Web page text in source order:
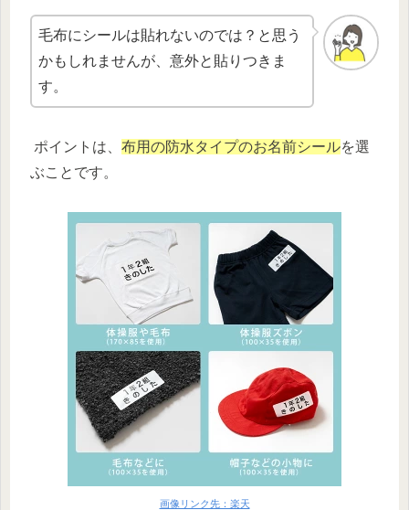
毛布にシールは貼れないのでは？と思う
かもしれませんが、意外と貼りつきま
す。
ポイントは、 布用の防水タイプのお名前シールを選
ぶことです。
画像リンク先：楽天